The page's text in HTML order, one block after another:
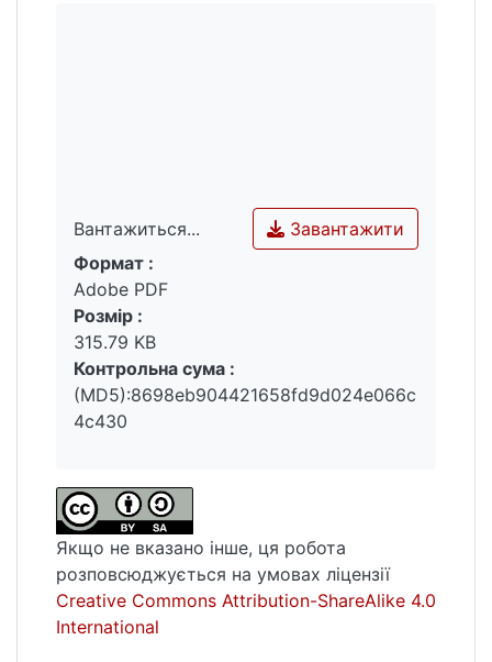
Вантажиться...
Вантажиться...
Завантажити
Формат :
Adobe PDF
Розмір :
315.79 KB
Контрольна сума :
(MD5):8698eb904421658fd9d024e066c
4c430
Якщо не вказано інше, ця робота
розповсюджується на умовах ліцензії
Creative Commons Attribution-ShareAlike 4.0
International